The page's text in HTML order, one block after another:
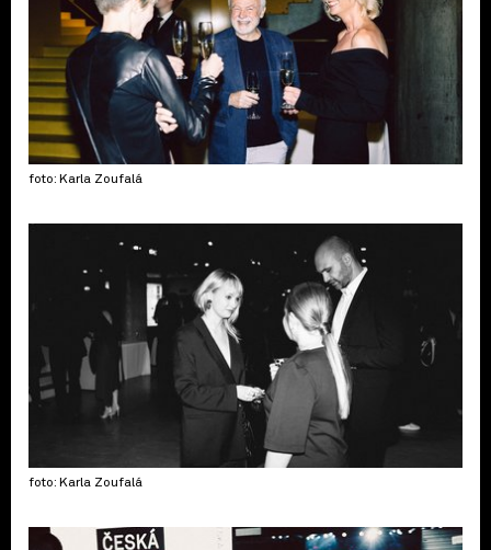
foto: Karla Zoufalá
foto: Karla Zoufalá